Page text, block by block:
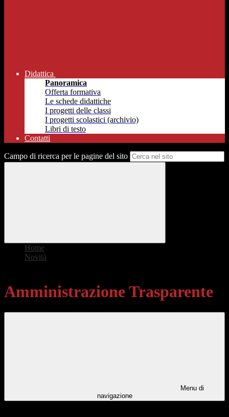
Didattica
Panoramica
Offerta formativa
Le schede didattiche
I progetti delle classi
I progetti scolastici (archivio)
Libri di testo
Contatti
Campo di ricerca per le pagine del sito
Home
Novità
Amministrazione Trasparente
Menu di
navigazione